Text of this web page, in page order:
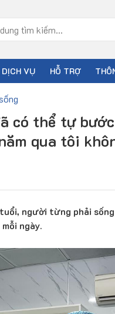
DỊCH VỤ HỖ TRỢ
có thể tự
qua tôi
người từng phải
ngày.